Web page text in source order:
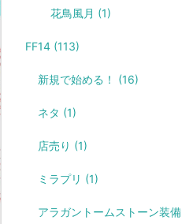
花鳥風月 (1)
FF14 (113)
新規で始める！ (16)
ネタ (1)
店売り (1)
ミラプリ (1)
アラガントームストーン装備